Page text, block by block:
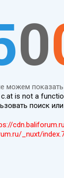
0
можем показать
c.at is not a
поиск
_nuxt/